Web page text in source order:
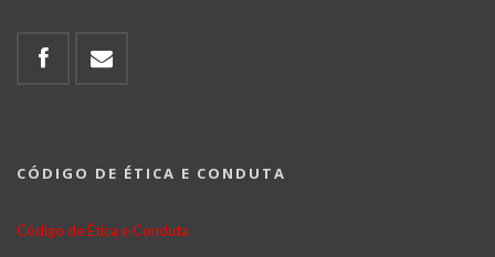
CÓDIGO DE ÉTICA E CONDUTA
Código de Ética e Conduta